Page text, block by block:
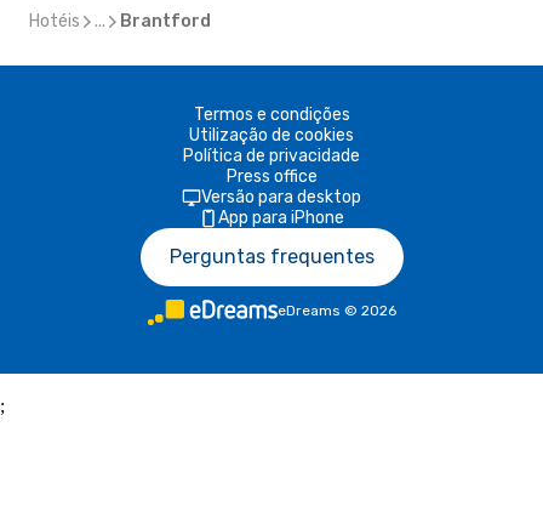
Hotéis ... Brantford
Termos e condições
Utilização de cookies
Política de privacidade
Press office
Versão para desktop
App para iPhone
Perguntas frequentes
eDreams © 2026
;